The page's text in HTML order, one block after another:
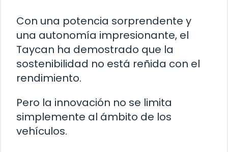
Con una potencia sorprendente y
una autonomía impresionante, el
Taycan ha demostrado que la
sostenibilidad no está reñida con el
rendimiento.
Pero la innovación no se limita
simplemente al ámbito de los
vehículos.